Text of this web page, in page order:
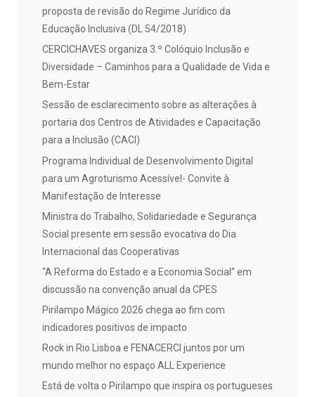
proposta de revisão do Regime Jurídico da
Educação Inclusiva (DL 54/2018)
CERCICHAVES organiza 3.º Colóquio Inclusão e
Diversidade – Caminhos para a Qualidade de Vida e
Bem-Estar
Sessão de esclarecimento sobre as alterações à
portaria dos Centros de Atividades e Capacitação
para a Inclusão (CACI)
Programa Individual de Desenvolvimento Digital
para um Agroturismo Acessível- Convite à
Manifestação de Interesse
Ministra do Trabalho, Solidariedade e Segurança
Social presente em sessão evocativa do Dia
Internacional das Cooperativas
“A Reforma do Estado e a Economia Social” em
discussão na convenção anual da CPES
Pirilampo Mágico 2026 chega ao fim com
indicadores positivos de impacto
Rock in Rio Lisboa e FENACERCI juntos por um
mundo melhor no espaço ALL Experience
Está de volta o Pirilampo que inspira os portugueses